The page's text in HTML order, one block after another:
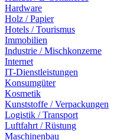
Hardware
Holz / Papier
Hotels / Tourismus
Immobilien
Industrie / Mischkonzerne
Internet
IT-Dienstleistungen
Konsumgüter
Kosmetik
Kunststoffe / Verpackungen
Logistik / Transport
Luftfahrt / Rüstung
Maschinenbau